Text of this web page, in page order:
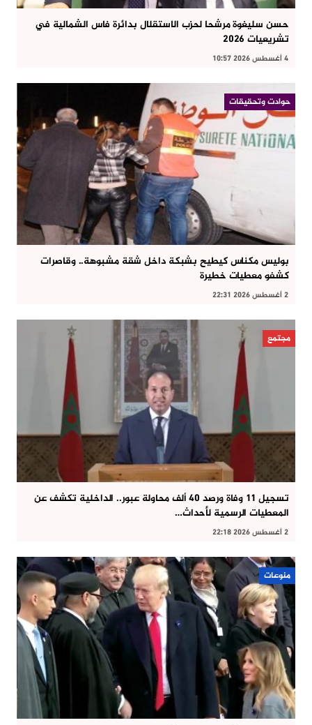
حسن سليغوة مرشحا لحزب الاستقلال بدائرة فاس الشمالية في
تشريعيات 2026
4 أغسطس 2026 10:57
حوادت وتحقيقات
بوليس مكناس كيطيح بشبكة داخل شقة مشبوهة.. وقاصرات
كشفو معطيات خطيرة
2 أغسطس 2026 22:31
مجتمع
تسجيل 11 وفاة ورصد 40 ألف محاولة عبور.. الداخلية تكشف عن
المعطيات الرسمية لأحداث…
2 أغسطس 2026 22:18
منوعات